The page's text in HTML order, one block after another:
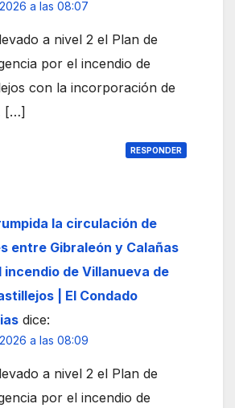
a las 08:07
a nivel 2 el Plan de
por el incendio de
con la incorporación de
[…]
RESPONDER
la circulación de
entre Gibraleón y Calañas
incendio de Villanueva de
| El Condado
dice:
a las 08:09
a nivel 2 el Plan de
por el incendio de